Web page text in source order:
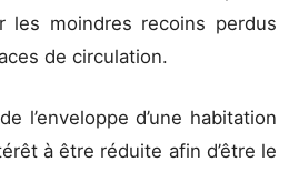
les moindres recoins perdus
de circulation.
l’enveloppe d’une habitation
à être réduite afin d’être le